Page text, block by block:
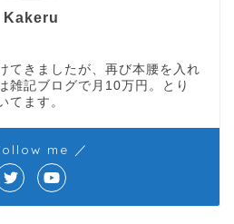
Kakeru
てきましたが、再び本腰を入れ
雑記ブログで月10万円。とり
てます。
me ／